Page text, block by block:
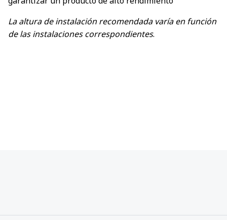
La altura de instalación recomendada varía en función
de las instalaciones correspondientes.